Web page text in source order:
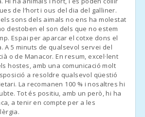
кодованої коробки, влаштуйте
час з агентством.
євро
виїзд, та за умови, якщо це можливо,
до 13:00 становить 50 євро і 90 євро
de l′hort i ous del dia del galliner.
sons dels aimals no ens ha molestat
destoben el son dels que no estem
Espai per aparcar el cotxe dons el
A 5 minuts de qualsevol servei del
o de Manacor. En resum, excel·lent
hostes, amb una comunicació molt
a resoldre qualsevol qüestió
La recomanen 100 % i nosaltres hi
Tot és positiu, amb un però, hi ha
a tenir en compte per a les